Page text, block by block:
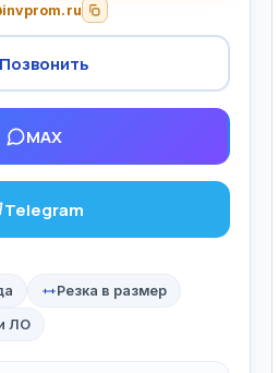
Позвонить
MAX
Telegram
Резка в размер
ЛО